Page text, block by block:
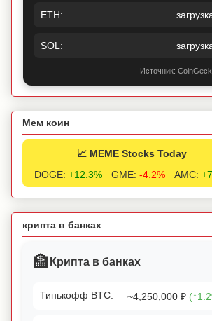
ETH:
SOL:
Источник:
Мем коин
📈 MEME Stocks Today
DOGE: +12.3% GME: -4.2% AMC:
крипта в банках
🏦 Крипта в банках
Тинькофф BTC: ~4,250,000 ₽